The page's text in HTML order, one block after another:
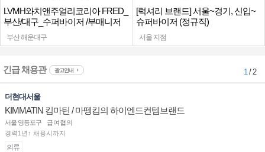
LVMH와치앤주얼리코리아 FRED_
부산/대구_수퍼바이저 /부매니저
채용
부산 해운대구
[럭셔리 브랜드] 서울~경기, 신입~
슈퍼바이저 (정규직)
서울 지점
긴급 채용관 광고안내 1/ 2
더현대서울
KIMMATIN 킴마틴 / 마뗑킴의 하이엔드컨템브랜드
서울 영등포구
급여협의
경력1년↑ 채용시까지
의류